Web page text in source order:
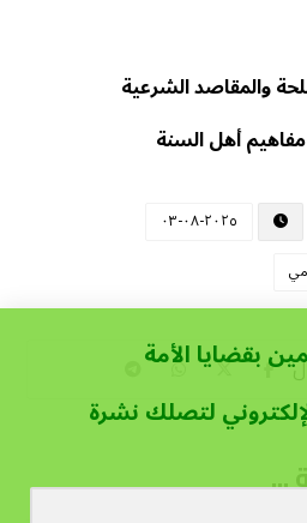
والمقاصد الشرعية
أهل السنة
٢٠٢٥-٠٨-٠٣
...
بقضايا الأمة
لتصلك نشرة